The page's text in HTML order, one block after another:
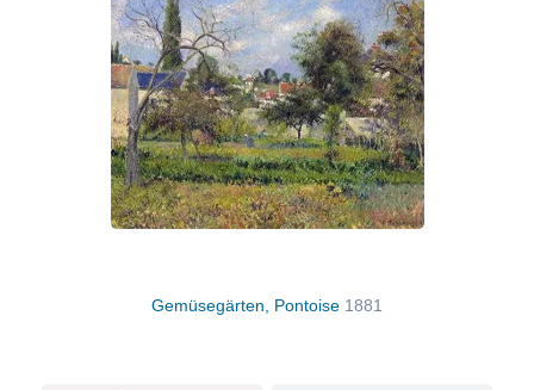
Gemüsegärten, Pontoise 1881